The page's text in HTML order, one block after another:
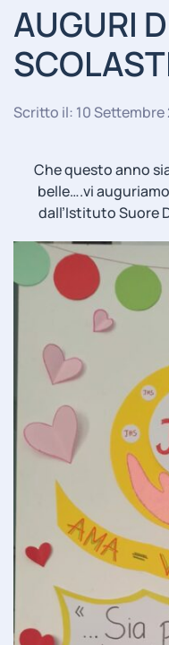
AUGURI
Scritto il: 10 Settembre
Che questo anno
belle….vi
dall’Istituto Suore